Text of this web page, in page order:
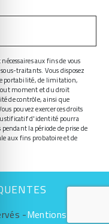
aux fins de vous
sous-traitants. Vous disposez
portabilité, de limitation,
tout moment et du droit
de contrôle, ainsi que
pouvez exercer ces droits
justificatif d'identité pourra
pendant la période de prise de
aux fins probatoire et de
-Mentions légales